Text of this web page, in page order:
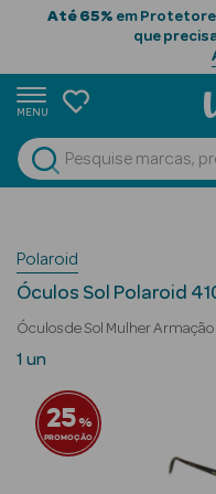
Até 65% em
que
MENU
Ver Tudo
Beauty Season
Cabelo
Beauty Season
Beauty Season
Cosmética
Polaroid
Óculos Sol Polaroid
Óculos de Sol Mulher
1 un
25%
PROMOÇÃO